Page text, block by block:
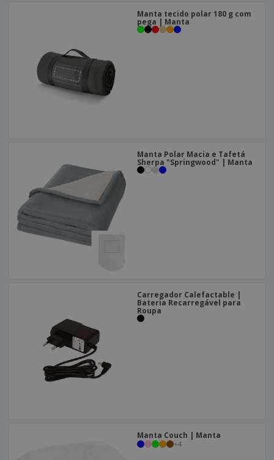
Manta tecido polar 180 g com
pega | Manta
Manta Polar Macia e Tafetá
Sherpa "Springwood" | Manta
Carregador Calefactable |
Bateria Recarregável para
Roupa
Manta Couch | Manta
+4